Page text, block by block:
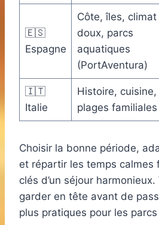
🇪🇸
Espagne
Côte, îles, climat
doux, parcs
aquatiques
(PortAventura)
🇮🇹
Italie
Histoire, cuisine,
plages familiales
Choisir la bonne période,
et répartir les temps calmes
clés d’un séjour harmonieux.
garder en tête avant de
plus pratiques pour les